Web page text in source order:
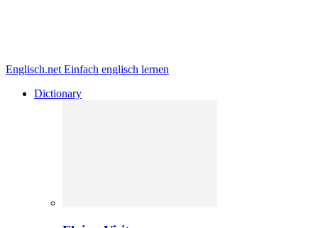
Englisch.net Einfach englisch lernen
Dictionary